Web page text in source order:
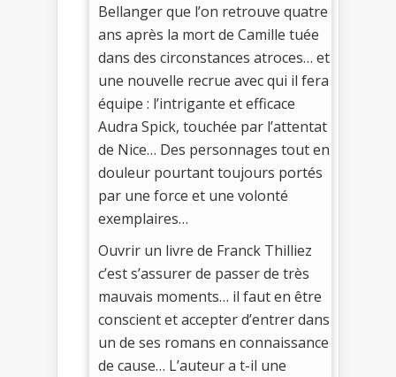
Bellanger que l’on retrouve quatre
ans après la mort de Camille tuée
dans des circonstances atroces… et
une nouvelle recrue avec qui il fera
équipe : l’intrigante et efficace
Audra Spick, touchée par l’attentat
de Nice… Des personnages tout en
douleur pourtant toujours portés
par une force et une volonté
exemplaires…
Ouvrir un livre de Franck Thilliez
c’est s’assurer de passer de très
mauvais moments… il faut en être
conscient et accepter d’entrer dans
un de ses romans en connaissance
de cause… L’auteur a t-il une